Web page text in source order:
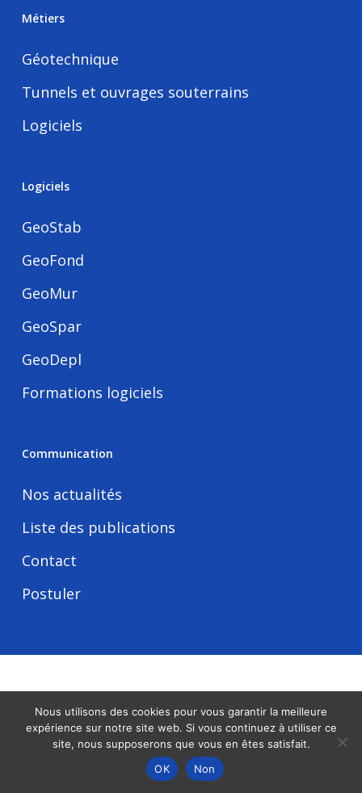
Métiers
Géotechnique
Tunnels et ouvrages souterrains
Logiciels
Logiciels
GeoStab
GeoFond
GeoMur
GeoSpar
GeoDepl
Formations logiciels
Communication
Nos actualités
Liste des publications
Contact
Postuler
linkedin
Nous utilisons des cookies pour vous garantir la meilleure
expérience sur notre site web. Si vous continuez à utiliser ce
site, nous supposerons que vous en êtes satisfait.
OK
Non